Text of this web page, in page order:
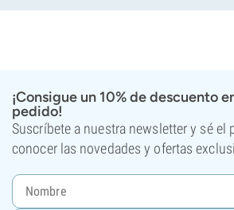
¡Consigue un 10% de descuento
pedido!
Suscríbete a nuestra newsletter y sé el
conocer las novedades y ofertas